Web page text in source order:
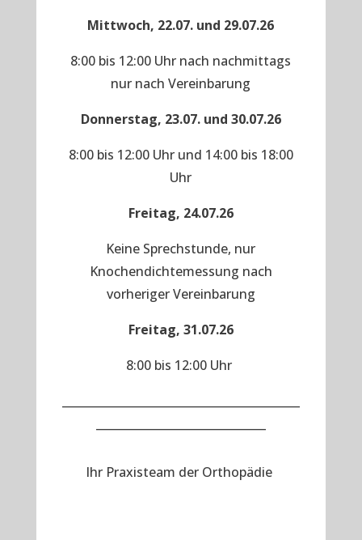
Mittwoch, 22.07. und 29.07.26
8:00 bis 12:00 Uhr nach nachmittags
nur nach Vereinbarung
Donnerstag, 23.07. und 30.07.26
8:00 bis 12:00 Uhr und 14:00 bis 18:00
Uhr
Freitag, 24.07.26
Keine Sprechstunde, nur
Knochendichtemessung nach
vorheriger Vereinbarung
Freitag, 31.07.26
8:00 bis 12:00 Uhr
Ihr Praxisteam der Orthopädie